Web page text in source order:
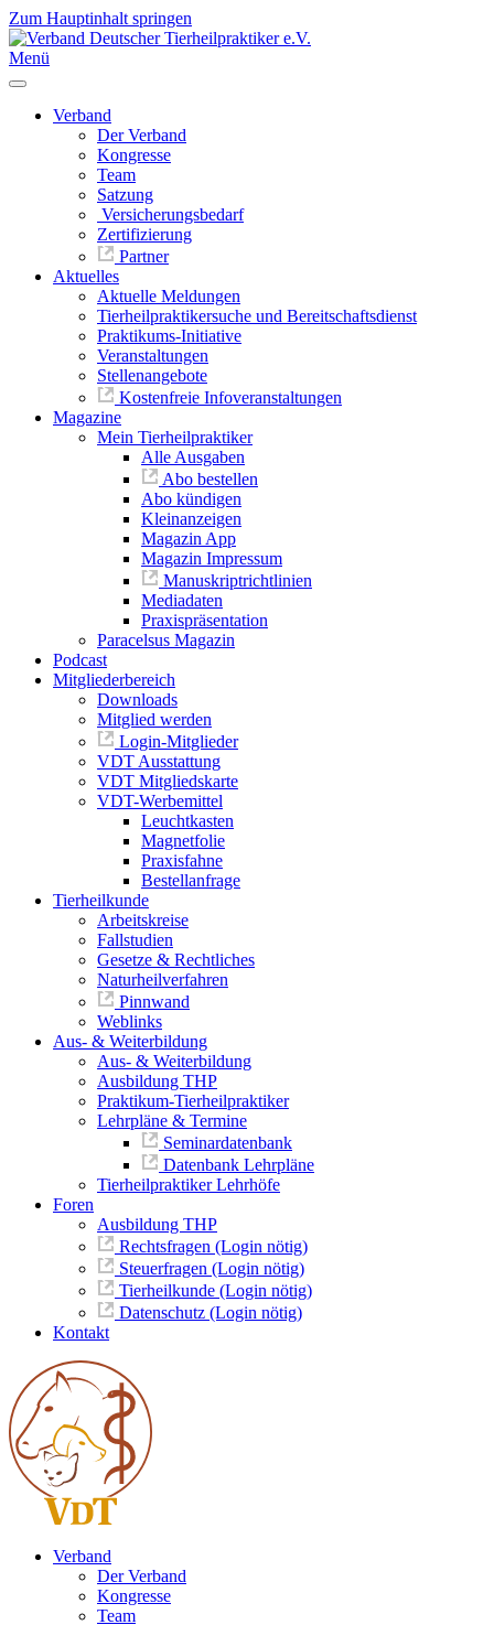
Zum Hauptinhalt springen
Menü
Verband
Der Verband
Kongresse
Team
Satzung
Versicherungsbedarf
Zertifizierung
Partner
Aktuelles
Aktuelle Meldungen
Tierheilpraktikersuche und Bereitschaftsdienst
Praktikums-Initiative
Veranstaltungen
Stellenangebote
Kostenfreie Infoveranstaltungen
Magazine
Mein Tierheilpraktiker
Alle Ausgaben
Abo bestellen
Abo kündigen
Kleinanzeigen
Magazin App
Magazin Impressum
Manuskriptrichtlinien
Mediadaten
Praxispräsentation
Paracelsus Magazin
Podcast
Mitgliederbereich
Downloads
Mitglied werden
Login-Mitglieder
VDT Ausstattung
VDT Mitgliedskarte
VDT-Werbemittel
Leuchtkasten
Magnetfolie
Praxisfahne
Bestellanfrage
Tierheilkunde
Arbeitskreise
Fallstudien
Gesetze & Rechtliches
Naturheilverfahren
Pinnwand
Weblinks
Aus- & Weiterbildung
Aus- & Weiterbildung
Ausbildung THP
Praktikum-Tierheilpraktiker
Lehrpläne & Termine
Seminardatenbank
Datenbank Lehrpläne
Tierheilpraktiker Lehrhöfe
Foren
Ausbildung THP
Rechtsfragen (Login nötig)
Steuerfragen (Login nötig)
Tierheilkunde (Login nötig)
Datenschutz (Login nötig)
Kontakt
Verband
Der Verband
Kongresse
Team